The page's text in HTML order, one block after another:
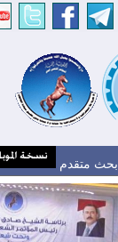
بحث متقدم